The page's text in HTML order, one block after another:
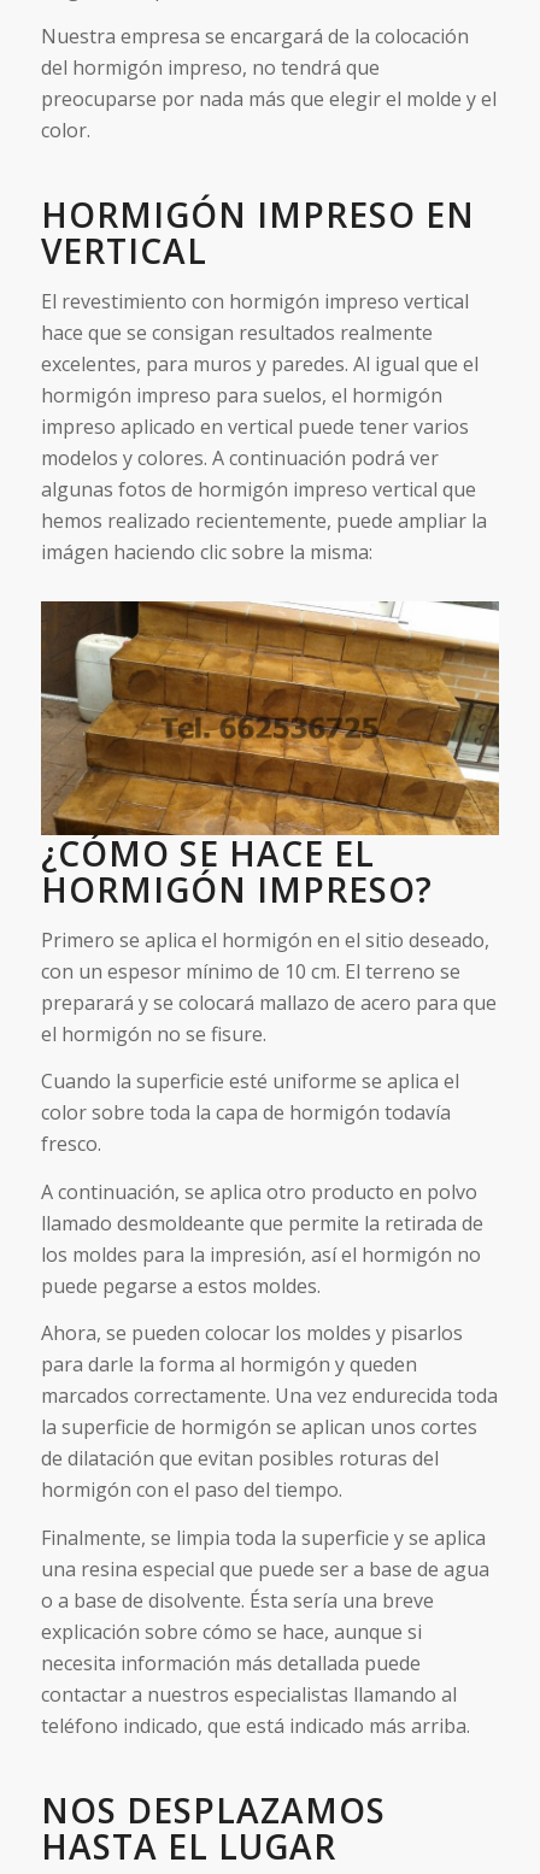
Nuestra empresa se encargará de la colocación
del hormigón impreso, no tendrá que
preocuparse por nada más que elegir el molde y el
color.
HORMIGÓN IMPRESO EN
VERTICAL
El revestimiento con hormigón impreso vertical
hace que se consigan resultados realmente
excelentes, para muros y paredes. Al igual que el
hormigón impreso para suelos, el hormigón
impreso aplicado en vertical puede tener varios
modelos y colores. A continuación podrá ver
algunas fotos de hormigón impreso vertical que
hemos realizado recientemente, puede ampliar la
imágen haciendo clic sobre la misma:
¿CÓMO SE HACE EL
HORMIGÓN IMPRESO?
Primero se aplica el hormigón en el sitio deseado,
con un espesor mínimo de 10 cm. El terreno se
preparará y se colocará mallazo de acero para que
el hormigón no se fisure.
Cuando la superficie esté uniforme se aplica el
color sobre toda la capa de hormigón todavía
fresco.
A continuación, se aplica otro producto en polvo
llamado desmoldeante que permite la retirada de
los moldes para la impresión, así el hormigón no
puede pegarse a estos moldes.
Ahora, se pueden colocar los moldes y pisarlos
para darle la forma al hormigón y queden
marcados correctamente. Una vez endurecida toda
la superficie de hormigón se aplican unos cortes
de dilatación que evitan posibles roturas del
hormigón con el paso del tiempo.
Finalmente, se limpia toda la superficie y se aplica
una resina especial que puede ser a base de agua
o a base de disolvente. Ésta sería una breve
explicación sobre cómo se hace, aunque si
necesita información más detallada puede
contactar a nuestros especialistas llamando al
teléfono indicado, que está indicado más arriba.
NOS DESPLAZAMOS
HASTA EL LUGAR